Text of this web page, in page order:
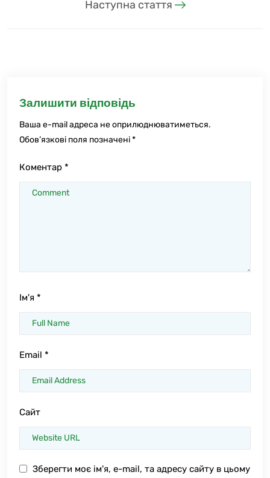
Наступна стаття
Залишити відповідь
Ваша e-mail адреса не оприлюднюватиметься.
Обов’язкові поля позначені*
Коментар *
Ім'я *
Email *
Сайт
Зберегти моє ім'я, e-mail, та адресу сайту в цьому